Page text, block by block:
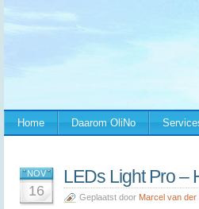
Home Daarom OliNo
NOV
16
LEDs Light Pro –
Geplaatst door Marcel van der